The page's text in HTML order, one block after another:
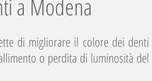
a Modena
di migliorare il colore dei denti
o perdita di luminosità del